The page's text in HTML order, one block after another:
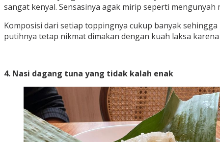
sangat kenyal. Sensasinya agak mirip seperti mengunyah
Komposisi dari setiap toppingnya cukup banyak
putihnya tetap nikmat dimakan dengan kuah laksa
4. Nasi dagang tuna yang tidak kalah enak